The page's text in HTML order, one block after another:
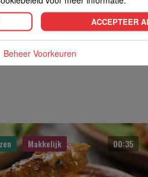
Makkelijk 00:35
ACCEPTEER
Beheer Voorkeuren